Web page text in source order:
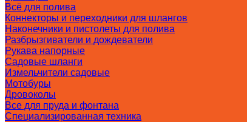
Всё для полива
Коннекторы и переходники для шлангов
Наконечники и пистолеты для полива
Разбрызгиватели и дождеватели
Рукава напорные
Садовые шланги
Измельчители садовые
Мотобуры
Дровоколы
Все для пруда и фонтана
Специализированная техника